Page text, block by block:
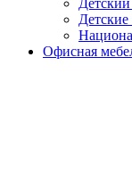
Детский
Офисная